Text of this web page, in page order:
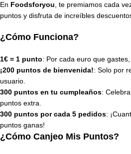
En Foodsforyou, te premiamos cada
puntos y disfruta de increíbles
¿Cómo Funciona?
1€ = 1 punto: Por cada euro que
¡200 puntos de bienvenida!: Solo por
usuario.
300 puntos en tu cumpleaños:
puntos extra.
300 puntos por cada 5 pedidos:
puntos ganas!
¿Cómo Canjeo Mis Puntos?